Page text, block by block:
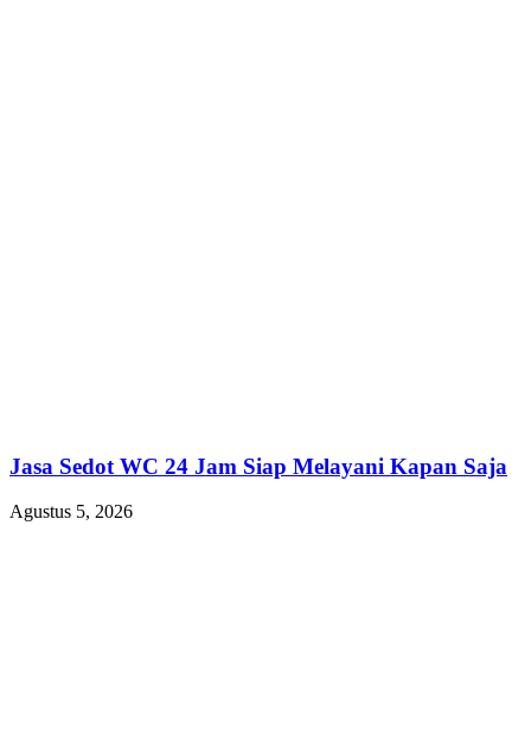
Jasa Sedot WC 24 Jam Siap Melayani Kapan Saja
Agustus 5, 2026